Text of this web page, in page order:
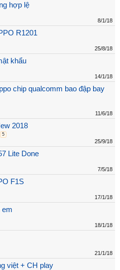
hợp lệ
8/1/18
R1201
25/8/18
khẩu
14/1/18
chip qualcomm bao đập bay
11/6/18
2018
5
25/9/18
Lite Done
7/5/18
F1S
17/1/18
em
18/1/18
21/1/18
việt + CH play